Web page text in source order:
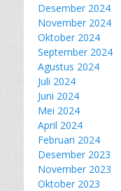
Desember 2024
November 2024
Oktober 2024
September 2024
Agustus 2024
Juli 2024
Juni 2024
Mei 2024
April 2024
Februari 2024
Desember 2023
November 2023
Oktober 2023